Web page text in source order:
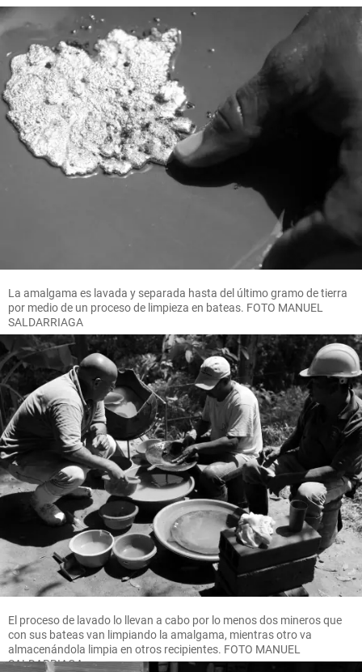
La amalgama es lavada y separada hasta del último gramo de tierra
por medio de un proceso de limpieza en bateas. FOTO MANUEL
SALDARRIAGA
El proceso de lavado lo llevan a cabo por lo menos dos mineros que
con sus bateas van limpiando la amalgama, mientras otro va
almacenándola limpia en otros recipientes. FOTO MANUEL
SALDARRIAGA